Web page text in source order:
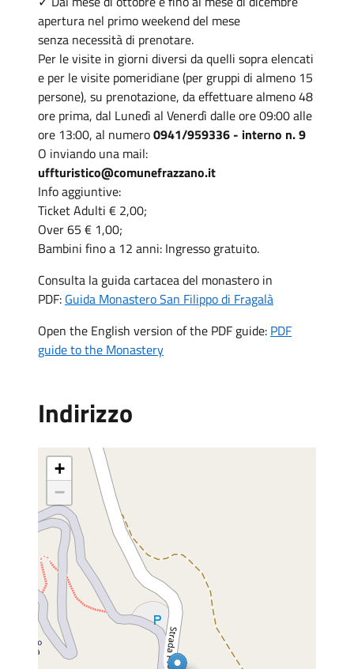
apertura nel primo weekend del mese
senza necessità di prenotare.
Per le visite in giorni diversi da quelli sopra elencati
e per le visite pomeridiane (per gruppi di almeno 15
persone), su prenotazione, da effettuare almeno 48
ore prima, dal Lunedì al Venerdì dalle ore 09:00 alle
ore 13:00, al numero0941/959336- interno n. 9
O inviando una mail:
uffturistico@comunefrazzano.it
Info aggiuntive:
Ticket Adulti € 2,00;
Over 65 € 1,00;
Bambini fino a 12 anni: Ingresso gratuito.
Consulta la guida cartacea del monastero in
PDF: Guida Monastero San Filippo di Fragalà
Open the English version of the PDF guide: PDF
guide to the Monastery
Indirizzo
+
−